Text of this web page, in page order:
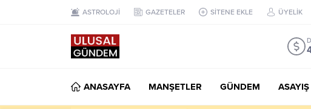
ASTROLOJİ GAZETELER SİTENE EKLE ÜYELİK
ANASAYFA MANŞETLER GÜNDEM ASAYIŞ